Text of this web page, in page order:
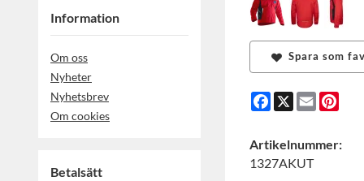
Information
Om oss
Nyheter
Nyhetsbrev
Om cookies
Betalsätt
Spara som
Facebook
X Email
Artikelnummer:
1327AKUT